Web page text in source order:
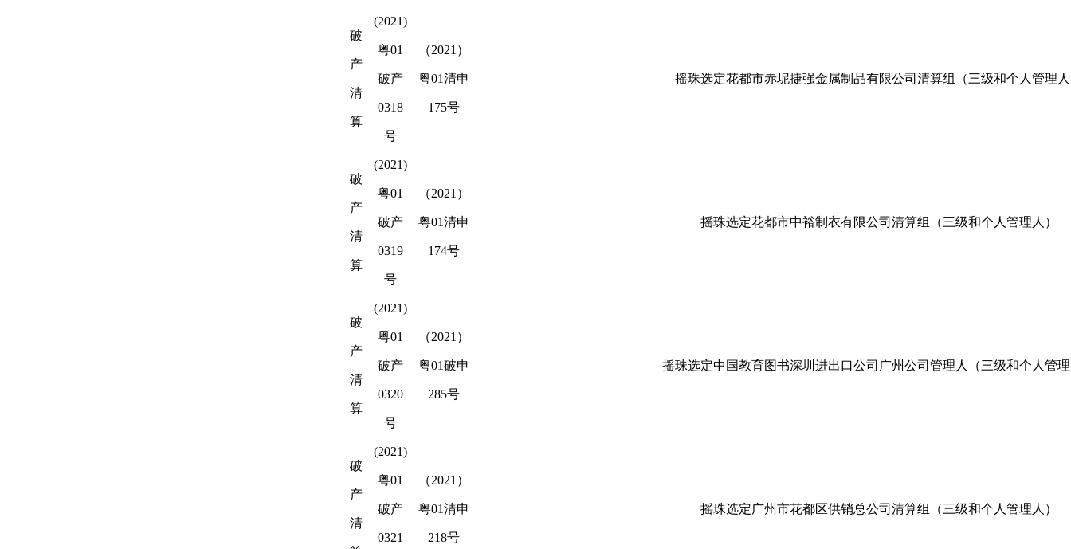
破
产
清
算
(2021)
粤01
破产
0318
号
（2021）
粤01清申
175号
摇珠选定花都市赤坭捷强金属制品有限公司清算组（三级和个人管理
破
产
清
算
(2021)
粤01
破产
0319
号
（2021）
粤01清申
174号
摇珠选定花都市中裕制衣有限公司清算组（三级和个人管理人）
破
产
清
算
(2021)
粤01
破产
0320
号
（2021）
粤01破申
285号
摇珠选定中国教育图书深圳进出口公司广州公司管理人（三级和个人管
破
产
清
(2021)
粤01
破产
0321
（2021）
粤01清申
218号
摇珠选定广州市花都区供销总公司清算组（三级和个人管理人）